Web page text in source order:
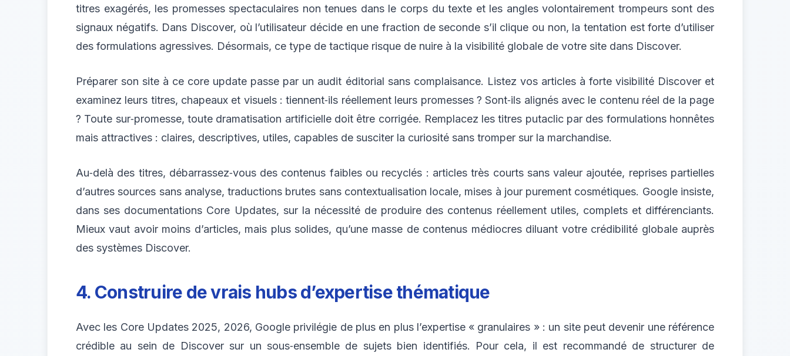
titres exagérés, les promesses spectaculaires non tenues dans le corps du texte et les angles volontairement trompeurs sont des
signaux négatifs. Dans Discover, où l’utilisateur décide en une fraction de seconde s’il clique ou non, la tentation est forte d’utiliser
des formulations agressives. Désormais, ce type de tactique risque de nuire à la visibilité globale de votre site dans Discover.
Préparer son site à ce core update passe par un audit éditorial sans complaisance. Listez vos articles à forte visibilité Discover et
examinez leurs titres, chapeaux et visuels : tiennent‑ils réellement leurs promesses ? Sont‑ils alignés avec le contenu réel de la page
? Toute sur‑promesse, toute dramatisation artificielle doit être corrigée. Remplacez les titres putaclic par des formulations honnêtes
mais attractives : claires, descriptives, utiles, capables de susciter la curiosité sans tromper sur la marchandise.
Au‑delà des titres, débarrassez‑vous des contenus faibles ou recyclés : articles très courts sans valeur ajoutée, reprises partielles
d’autres sources sans analyse, traductions brutes sans contextualisation locale, mises à jour purement cosmétiques. Google insiste,
dans ses documentations Core Updates, sur la nécessité de produire des contenus réellement utiles, complets et différenciants.
Mieux vaut avoir moins d’articles, mais plus solides, qu’une masse de contenus médiocres diluant votre crédibilité globale auprès
des systèmes Discover.
4. Construire de vrais hubs d’expertise thématique
Avec les Core Updates 2025, 2026, Google privilégie de plus en plus l’expertise « granulaires » : un site peut devenir une référence
crédible au sein de Discover sur un sous‑ensemble de sujets bien identifiés. Pour cela, il est recommandé de structurer de